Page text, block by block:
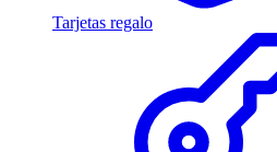
Tarjetas regalo